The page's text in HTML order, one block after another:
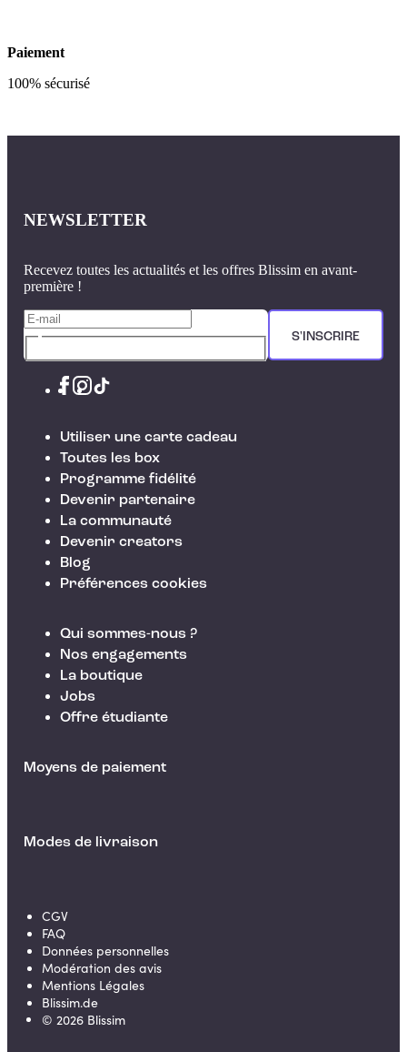
Paiement
100% sécurisé
NEWSLETTER
Recevez toutes les actualités et les offres Blissim en avant-
première !
S'INSCRIRE
Utiliser une carte cadeau
Toutes les box
Programme fidélité
Devenir partenaire
La communauté
Devenir creators
Blog
Préférences cookies
Qui sommes-nous ?
Nos engagements
La boutique
Jobs
Offre étudiante
Moyens de paiement
Modes de livraison
CGV
FAQ
Données personnelles
Modération des avis
Mentions Légales
Blissim.de
© 2026 Blissim